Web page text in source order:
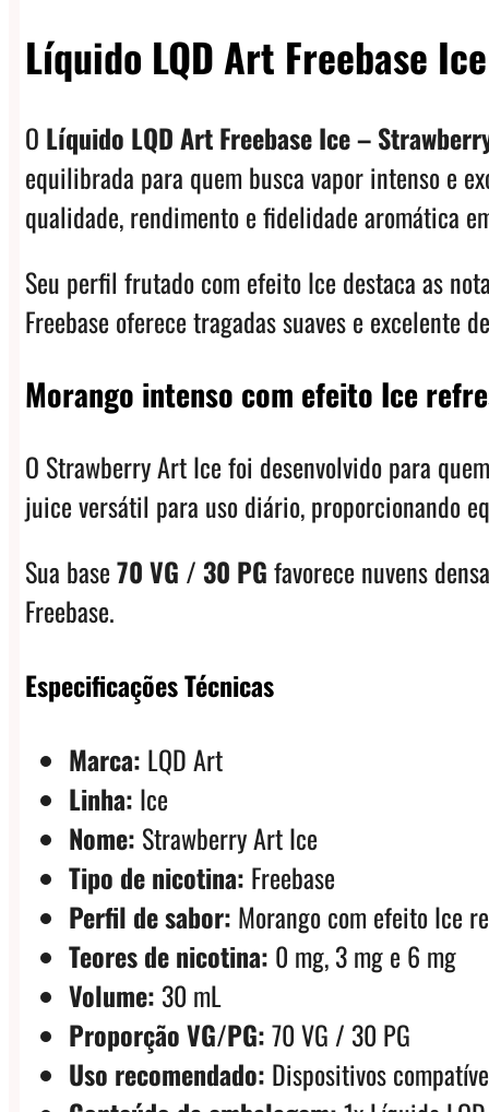
Líquido LQD Art Freebase
O Líquido LQD Art Freebase Ice –
equilibrada para quem busca vapor intenso e
qualidade, rendimento e fidelidade aromática
Seu perfil frutado com efeito Ice destaca as
Freebase oferece tragadas suaves e excelente
Morango intenso com efeito Ice
O Strawberry Art Ice foi desenvolvido para
juice versátil para uso diário, proporcionando
Sua base70 VG / 30 PGfavorece nuvens
Freebase.
Especificações Técnicas
Marca: LQD Art
Linha: Ice
Nome: Strawberry Art Ice
Tipo de nicotina: Freebase
Perfil de sabor: Morango com efeito Ice
Teores de nicotina: 0 mg, 3 mg e 6 mg
Volume: 30 mL
Proporção VG/PG:70 VG / 30 PG
Uso recomendado: Dispositivos